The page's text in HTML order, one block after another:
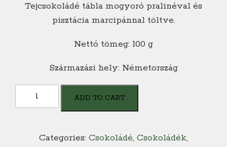
Tejcsokoládé tábla mogyoró pralinéval és
pisztácia marcipánnal töltve.
Nettó tömeg: 100 g
Származási hely: Németország
Reber
Constanze
ADD TO CART
Categories: Csokoládé, Csokoládék,